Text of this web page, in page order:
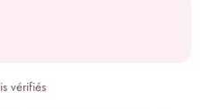
vérifiés